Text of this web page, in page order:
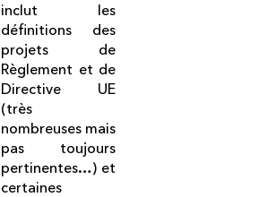
inclut les
définitions des
projets de
Règlement et de
Directive UE
(très
nombreuses mais
pas toujours
pertinentes…) et
certaines